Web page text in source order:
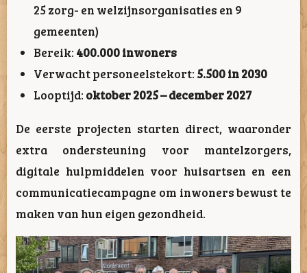
25 zorg- en welzijnsorganisaties en 9
gemeenten)
Bereik: 400.000 inwoners
Verwacht personeelstekort: 5.500 in 2030
Looptijd: oktober 2025 – december 2027
De eerste projecten starten direct, waaronder
extra ondersteuning voor mantelzorgers,
digitale hulpmiddelen voor huisartsen en een
communicatiecampagne om inwoners bewust te
maken van hun eigen gezondheid.